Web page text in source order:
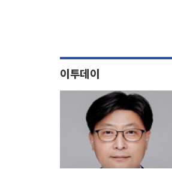
이투데이